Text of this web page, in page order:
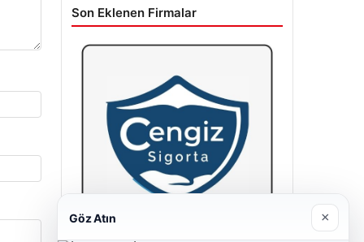
Son Eklenen Firmalar
Göz Atın ×